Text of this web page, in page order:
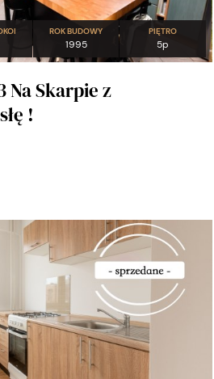
ROK BUDOWY
1995
PIĘTRO
5p
Na Skarpie z
!